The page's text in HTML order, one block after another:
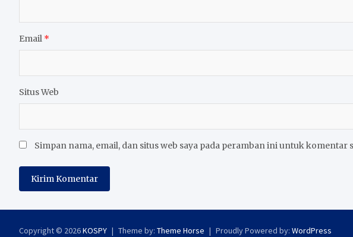
Email *
Situs Web
Simpan nama, email, dan situs web saya pada peramban ini untuk komentar
Copyright © 2026KOSPY Theme by: Theme Horse Proudly Powered by: WordPress